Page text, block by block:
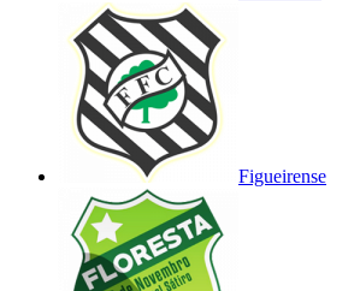
Figueirense